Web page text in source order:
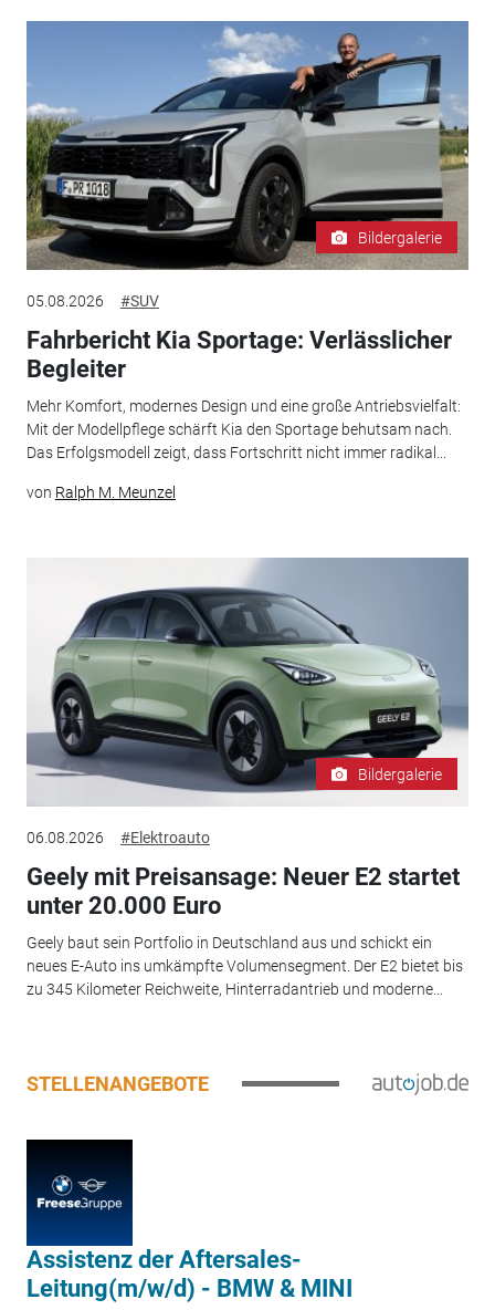
Bildergalerie
05.08.2026 #SUV
Fahrbericht Kia Sportage: Verlässlicher
Begleiter
Mehr Komfort, modernes Design und eine große Antriebsvielfalt:
Mit der Modellpflege schärft Kia den Sportage behutsam nach.
Das Erfolgsmodell zeigt, dass Fortschritt nicht immer radikal...
von Ralph M. Meunzel
Bildergalerie
06.08.2026 #Elektroauto
Geely mit Preisansage: Neuer E2 startet
unter 20.000 Euro
Geely baut sein Portfolio in Deutschland aus und schickt ein
neues E-Auto ins umkämpfte Volumensegment. Der E2 bietet bis
zu 345 Kilometer Reichweite, Hinterradantrieb und moderne...
STELLENANGEBOTE
Assistenz der Aftersales-
Leitung(m/w/d) - BMW & MINI